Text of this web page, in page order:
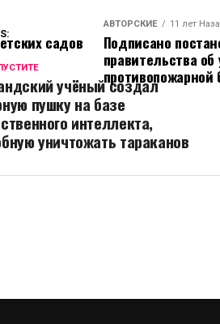
учёный создал
пушку на базе
интеллекта,
уничтожать тараканов
садов
АВТОРСКИЕ 11 лет
Подписано
правительства
противопожарной